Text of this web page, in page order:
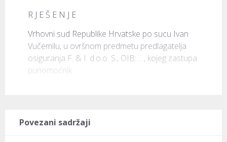
R J E Š E N J E
Vrhovni sud Republike Hrvatske po sucu Ivan
Vučemilu, u ovršnom predmetu predlagatelja
osiguranja F. & I. d.o.o. S., OIB: …, kojeg zastupa
punomoćnik
Povezani sadržaji